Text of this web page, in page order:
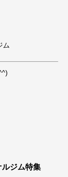
ム
ルジム特集